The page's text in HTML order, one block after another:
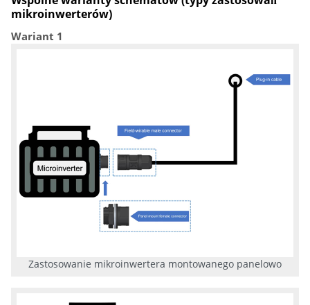
mikroinwerterów)
Wariant 1
Zastosowanie mikroinwertera montowanego panelowo